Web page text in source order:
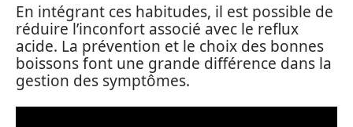
En intégrant ces habitudes, il est possible de
réduire l’inconfort associé avec le reflux
acide. La prévention et le choix des bonnes
boissons font une grande différence dans la
gestion des symptômes.